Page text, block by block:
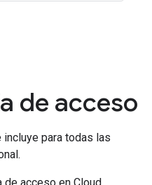
de acceso
incluye para todas las